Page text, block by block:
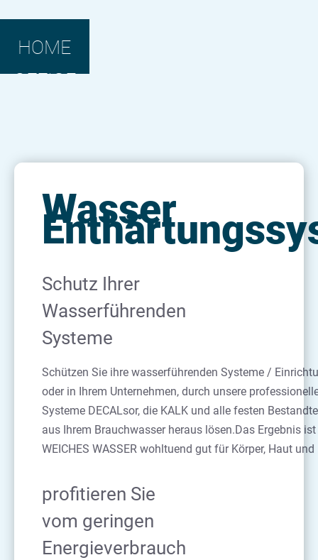
HOME
OFFICE
Wasser
Schutz Ihrer
Wasserführenden
Systeme
Schützen Sie ihre wasserführenden Systeme /
oder in Ihrem Unternehmen, durch unsere
Systeme DECALsor, die KALK und alle festen
aus Ihrem Brauchwasser heraus lösen.Das Ergebnis
WEICHES WASSER wohltuend gut für Körper, Haut und
profitieren Sie
vom geringen
Energieverbrauch